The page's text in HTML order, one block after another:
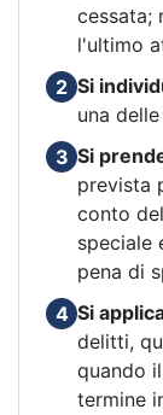
cessata;
l'ultimo
2 Si
una
3 Si
prevista
conto
speciale
pena di
4 Si
delitti,
quando
termine